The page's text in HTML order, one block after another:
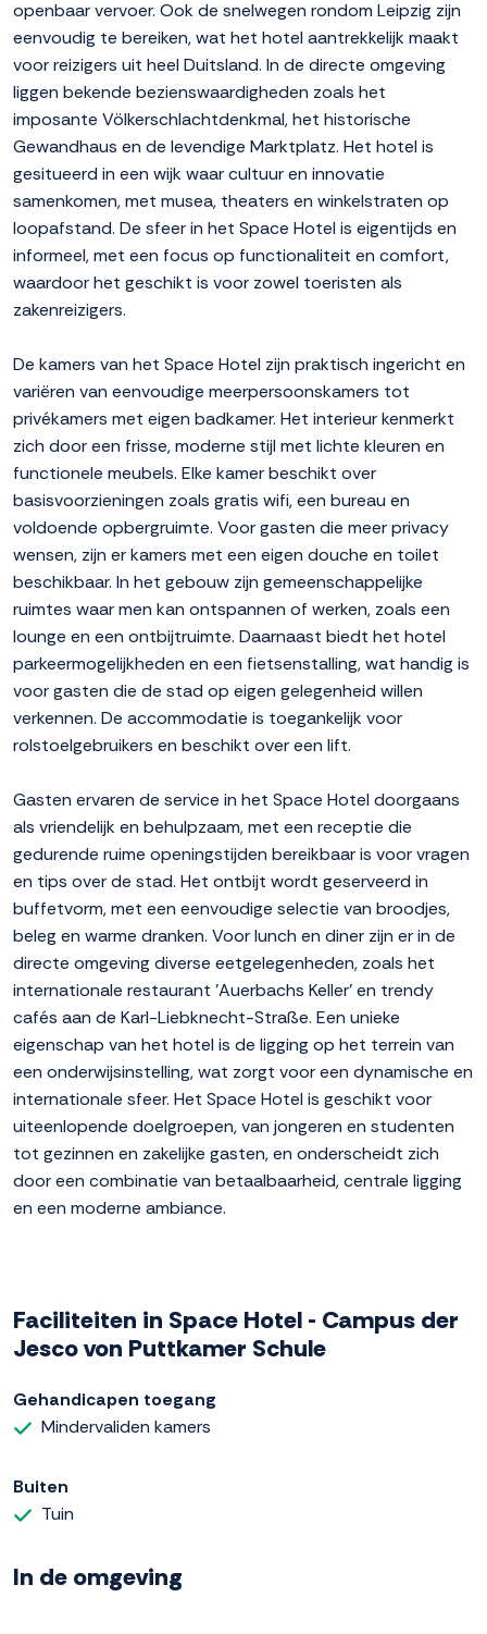
openbaar vervoer. Ook de snelwegen rondom Leipzig zijn
eenvoudig te bereiken, wat het hotel aantrekkelijk maakt
voor reizigers uit heel Duitsland. In de directe omgeving
liggen bekende bezienswaardigheden zoals het
imposante Völkerschlachtdenkmal, het historische
Gewandhaus en de levendige Marktplatz. Het hotel is
gesitueerd in een wijk waar cultuur en innovatie
samenkomen, met musea, theaters en winkelstraten op
loopafstand. De sfeer in het Space Hotel is eigentijds en
informeel, met een focus op functionaliteit en comfort,
waardoor het geschikt is voor zowel toeristen als
zakenreizigers.
De kamers van het Space Hotel zijn praktisch ingericht en
variëren van eenvoudige meerpersoonskamers tot
privékamers met eigen badkamer. Het interieur kenmerkt
zich door een frisse, moderne stijl met lichte kleuren en
functionele meubels. Elke kamer beschikt over
basisvoorzieningen zoals gratis wifi, een bureau en
voldoende opbergruimte. Voor gasten die meer privacy
wensen, zijn er kamers met een eigen douche en toilet
beschikbaar. In het gebouw zijn gemeenschappelijke
ruimtes waar men kan ontspannen of werken, zoals een
lounge en een ontbijtruimte. Daarnaast biedt het hotel
parkeermogelijkheden en een fietsenstalling, wat handig is
voor gasten die de stad op eigen gelegenheid willen
verkennen. De accommodatie is toegankelijk voor
rolstoelgebruikers en beschikt over een lift.
Gasten ervaren de service in het Space Hotel doorgaans
als vriendelijk en behulpzaam, met een receptie die
gedurende ruime openingstijden bereikbaar is voor vragen
en tips over de stad. Het ontbijt wordt geserveerd in
buffetvorm, met een eenvoudige selectie van broodjes,
beleg en warme dranken. Voor lunch en diner zijn er in de
directe omgeving diverse eetgelegenheden, zoals het
internationale restaurant 'Auerbachs Keller' en trendy
cafés aan de Karl-Liebknecht-Straße. Een unieke
eigenschap van het hotel is de ligging op het terrein van
een onderwijsinstelling, wat zorgt voor een dynamische en
internationale sfeer. Het Space Hotel is geschikt voor
uiteenlopende doelgroepen, van jongeren en studenten
tot gezinnen en zakelijke gasten, en onderscheidt zich
door een combinatie van betaalbaarheid, centrale ligging
en een moderne ambiance.
Faciliteiten in Space Hotel - Campus der
Jesco von Puttkamer Schule
Gehandicapen toegang
Mindervaliden kamers
Buiten
Tuin
In de omgeving